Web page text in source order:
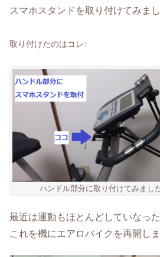
スマホスタンドを取り付けてみまし
取り付けたのはコレ↑
ハンドル部分に取り付けてみまし
最近は運動もほとんどしていなっ
これを機にエアロバイクを再開しま